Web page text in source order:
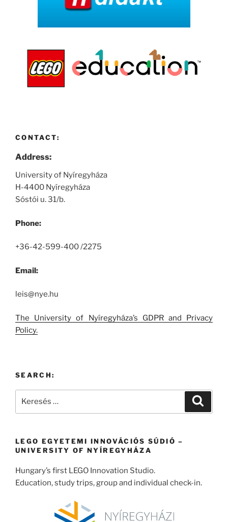
CONTACT:
Address:
University of Nyíregyháza
H-4400 Nyíregyháza
Sóstói u. 31/b.
Phone:
+36-42-599-400 /2275
Email:
leis@nye.hu
The University of Nyíregyháza’s GDPR and Privacy
Policy.
SEARCH:
LEGO EGYETEMI INNOVÁCIÓS SÚDIÓ –
UNIVERSITY OF NYÍREGYHÁZA
Hungary’s first LEGO Innovation Studio.
Education, study trips, group and individual check-in.